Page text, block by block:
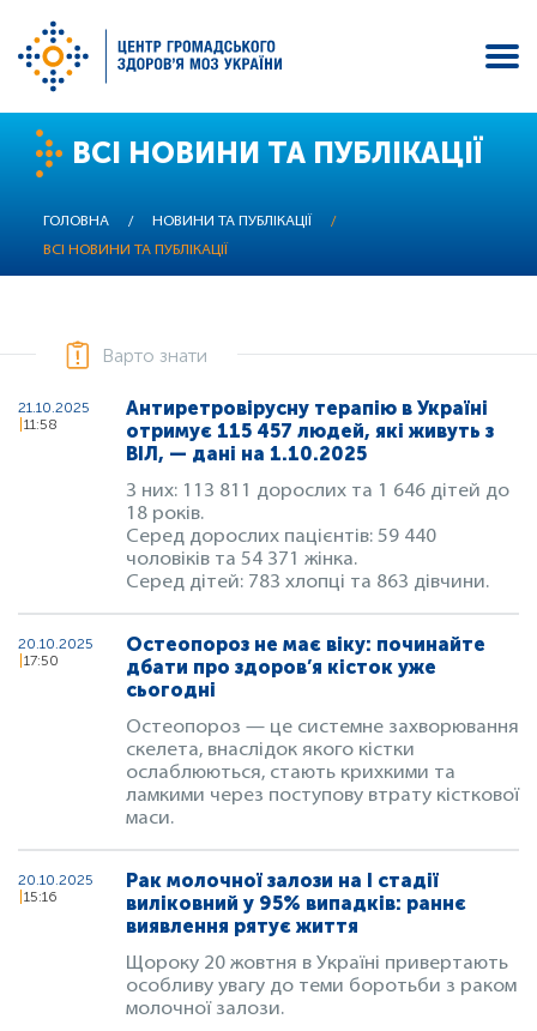
Перейти
вмісту
ВСІ НОВИНИ ТА ПУБЛІКАЦІЇ
ГОЛОВНА / НОВИНИ ТА ПУБЛІКАЦІЇ
/
ВСІ НОВИНИ ТА ПУБЛІКАЦІЇ
Варто знати
21.10.2025
11:58
Антиретровірусну терапію в Україні
отримує 115 457 людей, які живуть з
ВІЛ, — дані на 1.10.2025
З них: 113 811 дорослих та 1 646 дітей до
18 років.
Серед дорослих пацієнтів: 59 440
чоловіків та 54 371 жінка.
Серед дітей: 783 хлопці та 863 дівчини.
20.10.2025
17:50
Остеопороз не має віку: починайте
дбати про здоров’я кісток уже
сьогодні
Остеопороз — це системне захворювання
скелета, внаслідок якого кістки
ослаблюються, стають крихкими та
ламкими через поступову втрату кісткової
маси.
20.10.2025
15:16
Рак молочної залози на I стадії
виліковний у 95% випадків: раннє
виявлення рятує життя
Щороку 20 жовтня в Україні привертають
особливу увагу до теми боротьби з раком
молочної залози.